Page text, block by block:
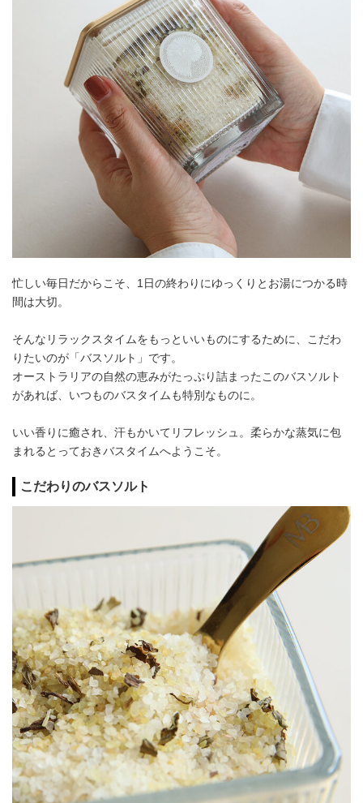
忙しい毎日だからこそ、1日の終わりにゆっくりとお湯につかる時
間は大切。
そんなリラックスタイムをもっといいものにするために、こだわ
りたいのが「バスソルト」です。
オーストラリアの自然の恵みがたっぷり詰まったこのバスソルト
があれば、いつものバスタイムも特別なものに。
いい香りに癒され、汗もかいてリフレッシュ。柔らかな蒸気に包
まれるとっておきバスタイムへようこそ。
こだわりのバスソルト